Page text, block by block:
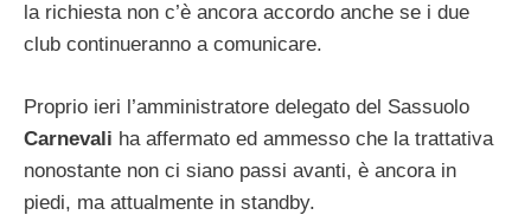
la richiesta non c’è ancora accordo anche se i due
club continueranno a comunicare.
Proprio ieri l’amministratore delegato del Sassuolo
Carnevali ha affermato ed ammesso che la trattativa
nonostante non ci siano passi avanti, è ancora in
piedi, ma attualmente in standby.